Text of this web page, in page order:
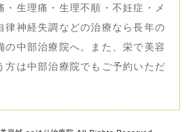
・生理痛・生理不順・不妊症・メ
律神経失調などの治療なら長年の
の中部治療院へ。また、栄で美容
方は中部治療院でもご予約いただ